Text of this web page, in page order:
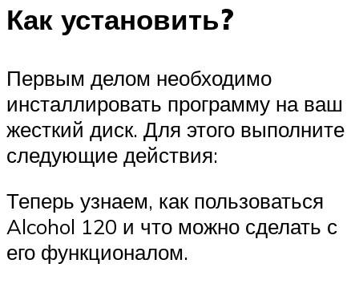
Как установить?
Первым делом необходимо
инсталлировать программу на ваш
жесткий диск. Для этого выполните
следующие действия:
Теперь узнаем, как пользоваться
Alcohol 120 и что можно сделать с
его функционалом.